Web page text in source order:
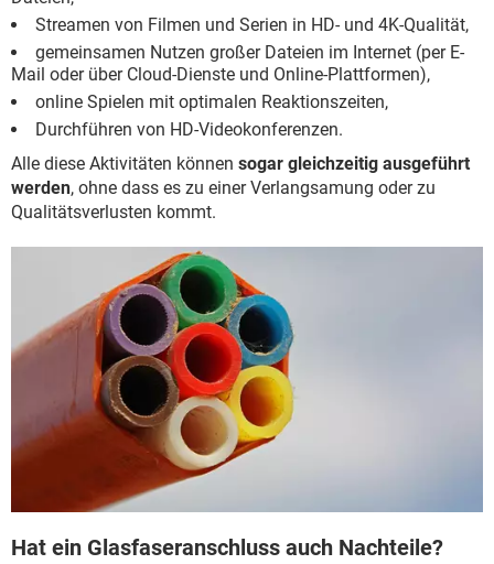
Streamen von Filmen und Serien in HD- und 4K-Qualität,
gemeinsamen Nutzen großer Dateien im Internet (per E-
Mail oder über Cloud-Dienste und Online-Plattformen),
online Spielen mit optimalen Reaktionszeiten,
Durchführen von HD-Videokonferenzen.
Alle diese Aktivitäten können sogar gleichzeitig ausgeführt
werden, ohne dass es zu einer Verlangsamung oder zu
Qualitätsverlusten kommt.
Hat ein Glasfaseranschluss auch Nachteile?